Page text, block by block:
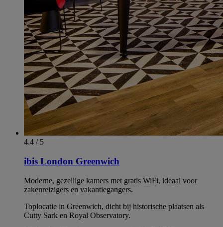
4.4 / 5
ibis London Greenwich
Moderne, gezellige kamers met gratis WiFi, ideaal voor
zakenreizigers en vakantiegangers.
Toplocatie in Greenwich, dicht bij historische plaatsen als
Cutty Sark en Royal Observatory.